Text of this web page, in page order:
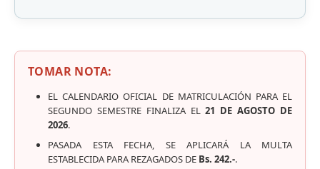
TOMAR NOTA:
EL CALENDARIO OFICIAL DE MATRICULACIÓN PARA EL
SEGUNDO SEMESTRE FINALIZA EL21 DE AGOSTO DE
2026.
PASADA ESTA FECHA, SE APLICARÁ LA MULTA
ESTABLECIDA PARA REZAGADOS DE Bs. 242.-.